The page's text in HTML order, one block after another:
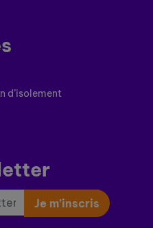
d’isolement
Je m’inscris